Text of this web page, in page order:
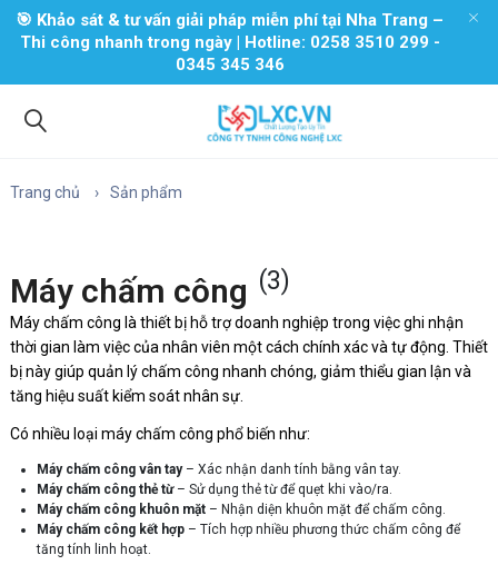
🎯 Khảo sát & tư vấn giải pháp miễn phí tại Nha Trang –
Thi công nhanh trong ngày | Hotline: 0258 3510 299 -
0345 345 346
Trang chủ Sản phẩm
Máy chấm công (3)
Máy chấm công là thiết bị hỗ trợ doanh nghiệp trong việc ghi nhận
thời gian làm việc của nhân viên một cách chính xác và tự động. Thiết
bị này giúp quản lý chấm công nhanh chóng, giảm thiểu gian lận và
tăng hiệu suất kiểm soát nhân sự.
Có nhiều loại máy chấm công phổ biến như:
Máy chấm công vân tay– Xác nhận danh tính bằng vân tay.
Máy chấm công thẻ từ– Sử dụng thẻ từ để quẹt khi vào/ra.
Máy chấm công khuôn mặt – Nhận diện khuôn mặt để chấm công.
Máy chấm công kết hợp – Tích hợp nhiều phương thức chấm công để
tăng tính linh hoạt.